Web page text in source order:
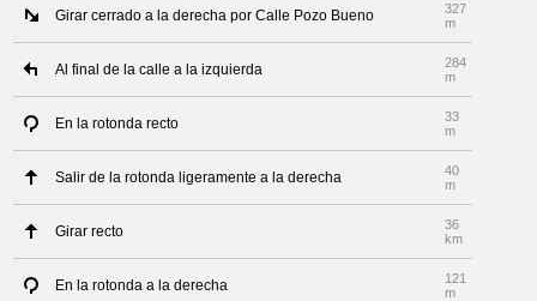
Girar cerrado a la derecha por Calle Pozo Bueno
327
m
Al final de la calle a la izquierda
284
m
En la rotonda recto
33
m
Salir de la rotonda ligeramente a la derecha
40
m
Girar recto
36
km
En la rotonda a la derecha
121
m